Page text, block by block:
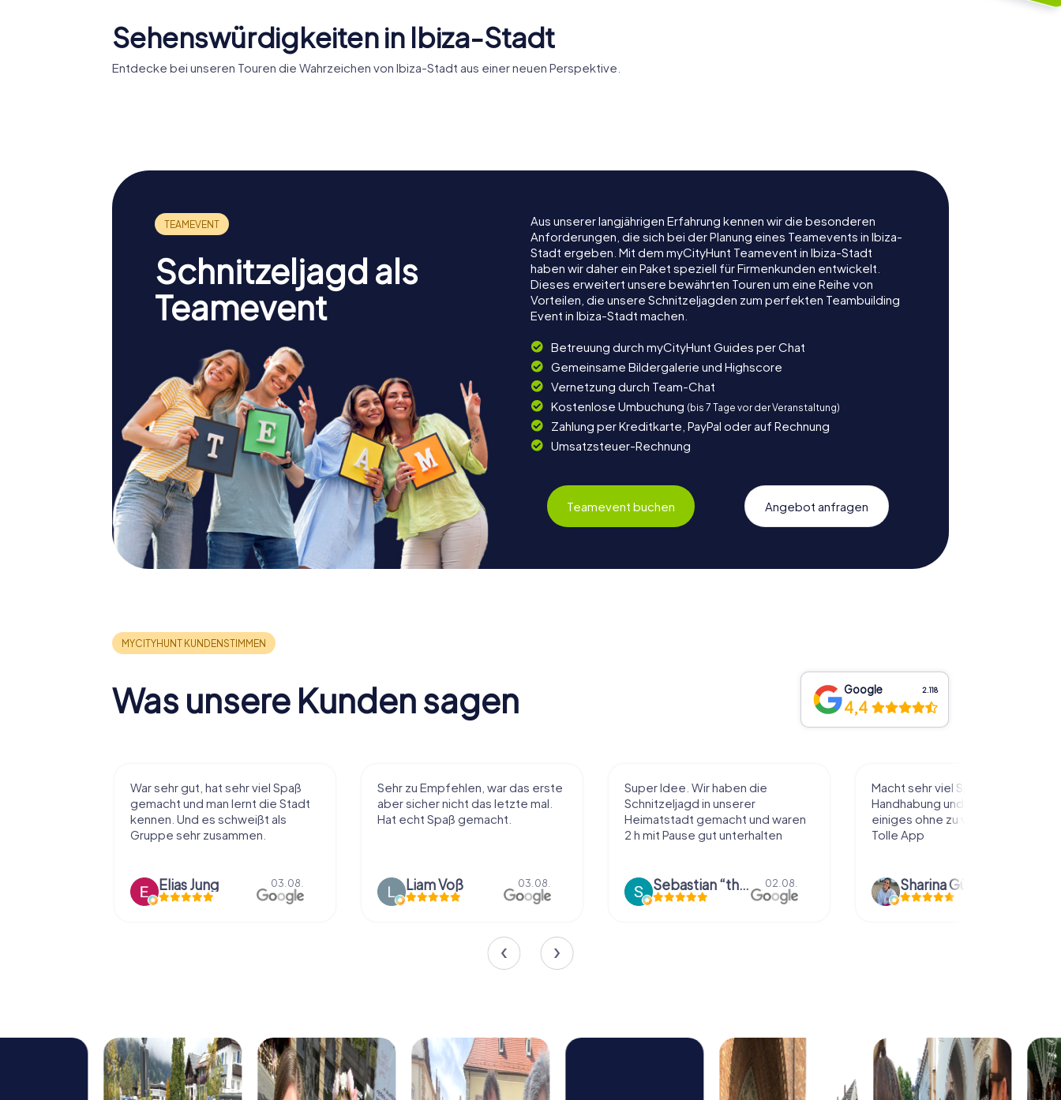
Sehenswürdigkeiten in Ibiza-Stadt
Entdecke bei unseren Touren die Wahrzeichen von Ibiza-Stadt aus einer neuen Perspektive.
Schnitzeljagd als
Teamevent
Aus unserer langjährigen Erfahrung kennen wir die besonderen
Anforderungen, die sich bei der Planung eines Teamevents in Ibiza-
Stadt ergeben. Mit dem myCityHunt Teamevent in Ibiza-Stadt
haben wir daher ein Paket speziell für Firmenkunden entwickelt.
Dieses erweitert unsere bewährten Touren um eine Reihe von
Vorteilen, die unsere Schnitzeljagden zum perfekten Teambuilding
Event in Ibiza-Stadt machen.
Betreuung durch myCityHunt Guides per Chat
Gemeinsame Bildergalerie und Highscore
Vernetzung durch Team-Chat
Kostenlose Umbuchung (bis 7 Tage vor der Veranstaltung)
Zahlung per Kreditkarte, PayPal oder auf Rechnung
Umsatzsteuer-Rechnung
Teamevent buchen Angebot anfragen
Was unsere Kunden sagen Google 2.118
4,4
Sehr zu Empfehlen, war das erste
aber sicher nicht das letzte mal.
Hat echt Spaß gemacht.
Liam Voß 03.08.
Super Idee. Wir haben die
Schnitzeljagd in unserer
Heimatstadt gemacht und waren
02.08.
Macht sehr viel Spaß, einfache
Handhabung und Rätsel, man sieht
einiges ohne zu viel zu laufen!
Tolle App
Sharina Gühr 01.08.
Sehr schöne Idee die Stadt auf
diese Art kennenzulernen. Alles
nach eigenem Tempo und
Belieben abzulaufen und dabei